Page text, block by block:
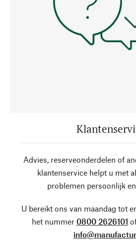
Advies, reserveonderdelen of
klantenservice helpt u met
problemen persoonlijk
U bereikt ons van maandag tot
het nummer 0800 2626101